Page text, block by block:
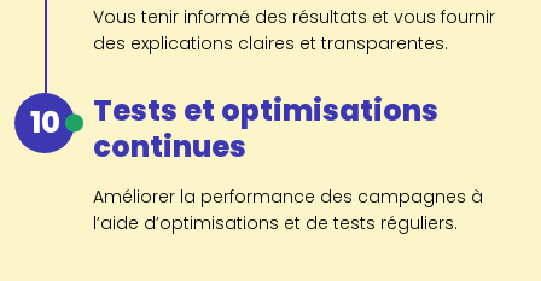
Vous tenir informé des résultats et vous fournir
des explications claires et transparentes.
10
Tests et optimisations
continues
Améliorer la performance des campagnes à
l’aide d’optimisations et de tests réguliers.